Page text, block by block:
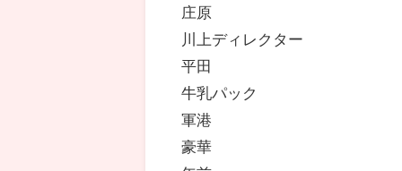
庄原
川上ディレクター
平田
牛乳パック
軍港
豪華